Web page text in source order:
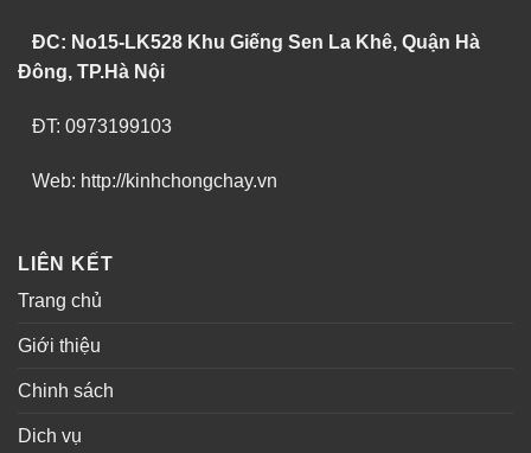
ĐC: No15-LK528 Khu Giếng Sen La Khê, Quận Hà
Đông, TP.Hà Nội
ĐT: 0973199103
Web: http://kinhchongchay.vn
LIÊN KẾT
Trang chủ
Giới thiệu
Chinh sách
Dich vụ